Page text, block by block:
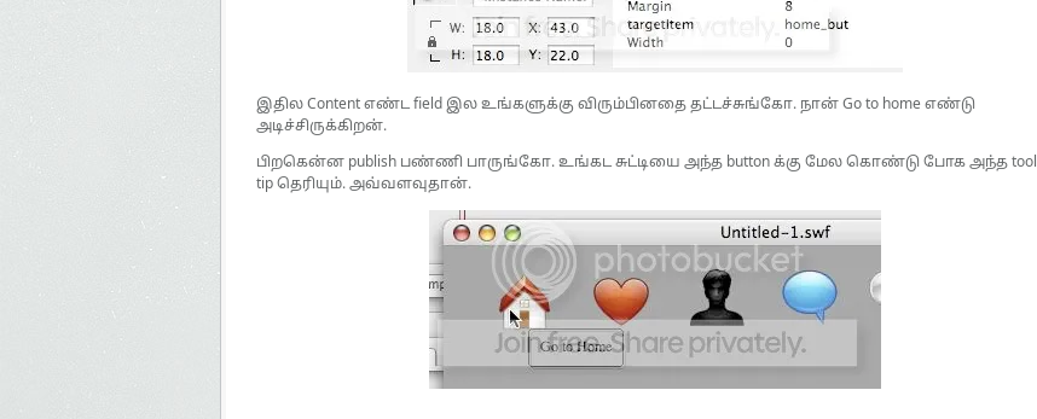
இதில Content எண்ட field இல உங்களுக்கு விரும்பினதை தட்டச்சுங்கோ. நான் Go to home எண்டு
அடிச்சிருக்கிறன்.
பிறகென்ன publish பண்ணி பாருங்கோ. உங்கட சுட்டியை அந்த button க்கு மேல கொண்டு போக அந்த tool
tip தெரியும். அவ்வளவுதான்.